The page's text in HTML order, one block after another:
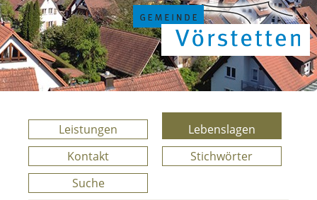
Leistungen
Lebenslagen
Kontakt
Stichwörter
Suche